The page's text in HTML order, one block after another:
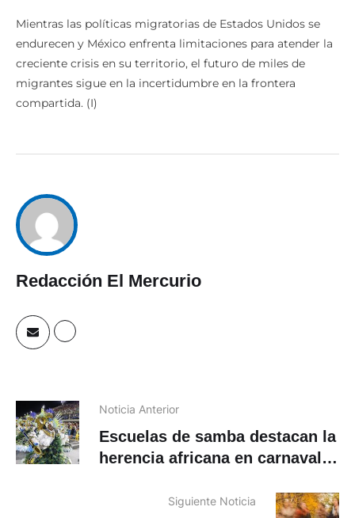
Mientras las políticas migratorias de Estados Unidos se
endurecen y México enfrenta limitaciones para atender la
creciente crisis en su territorio, el futuro de miles de
migrantes sigue en la incertidumbre en la frontera
compartida. (I)
Redacción El Mercurio
Noticia Anterior
Escuelas de samba destacan la
herencia africana en carnaval
Siguiente Noticia